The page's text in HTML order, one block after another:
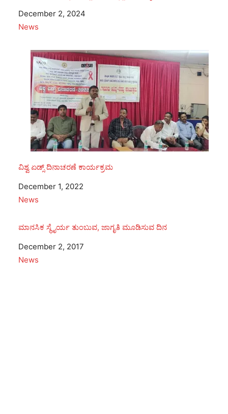
Date
December 2, 2024
In relation to
News
ವಿಶ್ವ ಏಡ್ಸ್ ದಿನಾಚರಣೆ ಕಾರ್ಯಕ್ರಮ
Date
December 1, 2022
In relation to
News
ಮಾನಸಿಕ ಸ್ಥೈರ್ಯ ತುಂಬುವ, ಜಾಗೃತಿ ಮೂಡಿಸುವ ದಿನ
Date
December 2, 2017
In relation to
News